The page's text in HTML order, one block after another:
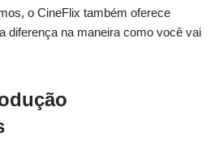
o CineFlix também oferece
diferença na maneira como você vai